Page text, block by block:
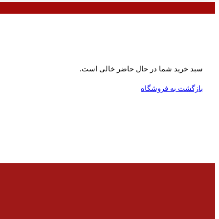
سبد خرید شما در حال حاضر خالی است.
بازگشت به فروشگاه